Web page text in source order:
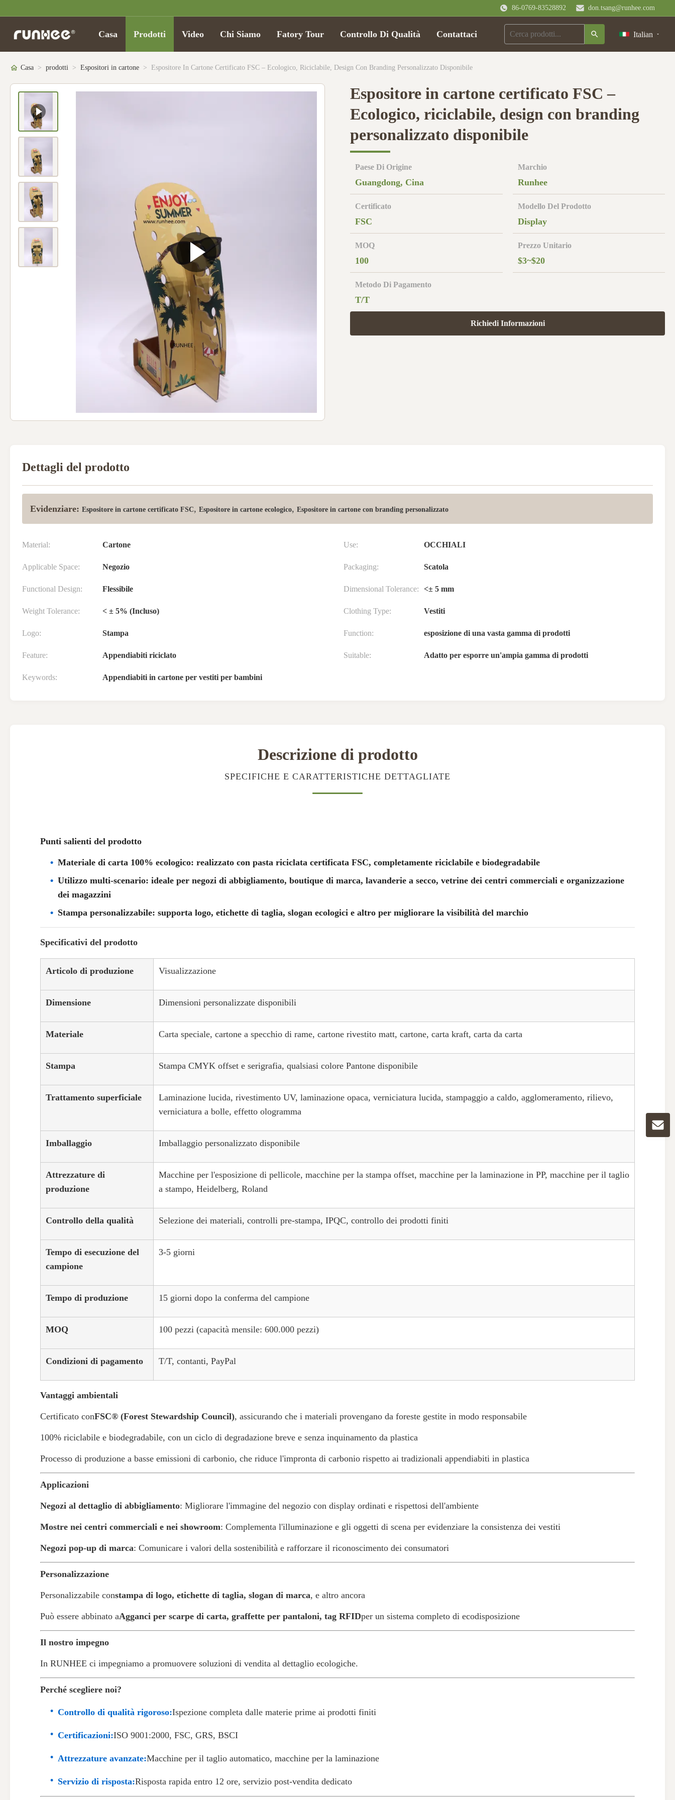
86-0769-83528892 don.tsang@runhee.com
Casa Prodotti Video Chi Siamo Fatory Tour Controllo Di Qualità Contattaci Italian
Casa > prodotti > Espositori in cartone > Espositore In Cartone Certificato FSC – Ecologico, Riciclabile, Design Con Branding Personalizzato Disponibile
Espositore in cartone certificato FSC –
Ecologico, riciclabile, design con branding
personalizzato disponibile
Paese Di Origine
Guangdong, Cina
Marchio
Runhee
Certificato
FSC
Modello Del Prodotto
Display
MOQ
100
Prezzo Unitario
$3~$20
Metodo Di Pagamento
T/T
Richiedi Informazioni
Dettagli del prodotto
Evidenziare: Espositore in cartone certificato FSC, Espositore in cartone ecologico, Espositore in cartone con branding personalizzato
Material: Cartone Use: OCCHIALI
Applicable Space: Negozio Packaging: Scatola
Functional Design: Flessibile Dimensional Tolerance: <± 5 mm
Weight Tolerance: < ± 5% (Incluso) Clothing Type: Vestiti
Logo: Stampa Function: esposizione di una vasta gamma di prodotti
Feature: Appendiabiti riciclato Suitable: Adatto per esporre un'ampia gamma di prodotti
Keywords: Appendiabiti in cartone per vestiti per bambini
Descrizione di prodotto
SPECIFICHE E CARATTERISTICHE DETTAGLIATE
Punti salienti del prodotto
Materiale di carta 100% ecologico: realizzato con pasta riciclata certificata FSC, completamente riciclabile e biodegradabile
Utilizzo multi-scenario: ideale per negozi di abbigliamento, boutique di marca, lavanderie a secco, vetrine dei centri commerciali e organizzazione
dei magazzini
Stampa personalizzabile: supporta logo, etichette di taglia, slogan ecologici e altro per migliorare la visibilità del marchio
Specificativi del prodotto
Articolo di produzione Visualizzazione
Dimensione Dimensioni personalizzate disponibili
Materiale Carta speciale, cartone a specchio di rame, cartone rivestito matt, cartone, carta kraft, carta da carta
Stampa Stampa CMYK offset e serigrafia, qualsiasi colore Pantone disponibile
Trattamento superficiale
Laminazione lucida, rivestimento UV, laminazione opaca, verniciatura lucida, stampaggio a caldo, agglomeramento, rilievo,
verniciatura a bolle, effetto ologramma
Imballaggio Imballaggio personalizzato disponibile
Attrezzature di
produzione
Macchine per l'esposizione di pellicole, macchine per la stampa offset, macchine per la laminazione in PP, macchine per il taglio
a stampo, Heidelberg, Roland
Controllo della qualità Selezione dei materiali, controlli pre-stampa, IPQC, controllo dei prodotti finiti
Tempo di esecuzione del
campione
3-5 giorni
Tempo di produzione 15 giorni dopo la conferma del campione
MOQ 100 pezzi (capacità mensile: 600.000 pezzi)
Condizioni di pagamento T/T, contanti, PayPal
Vantaggi ambientali
Certificato conFSC® (Forest Stewardship Council), assicurando che i materiali provengano da foreste gestite in modo responsabile
100% riciclabile e biodegradabile, con un ciclo di degradazione breve e senza inquinamento da plastica
Processo di produzione a basse emissioni di carbonio, che riduce l'impronta di carbonio rispetto ai tradizionali appendiabiti in plastica
Applicazioni
Negozi al dettaglio di abbigliamento: Migliorare l'immagine del negozio con display ordinati e rispettosi dell'ambiente
Mostre nei centri commerciali e nei showroom: Complementa l'illuminazione e gli oggetti di scena per evidenziare la consistenza dei vestiti
Negozi pop-up di marca: Comunicare i valori della sostenibilità e rafforzare il riconoscimento dei consumatori
Personalizzazione
Personalizzabile constampa di logo, etichette di taglia, slogan di marca, e altro ancora
Può essere abbinato aAgganci per scarpe di carta, graffette per pantaloni, tag RFIDper un sistema completo di ecodisposizione
Il nostro impegno
In RUNHEE ci impegniamo a promuovere soluzioni di vendita al dettaglio ecologiche.
Perché scegliere noi?
Controllo di qualità rigoroso:Ispezione completa dalle materie prime ai prodotti finiti
Certificazioni:ISO 9001:2000, FSC, GRS, BSCI
Attrezzature avanzate:Macchine per il taglio automatico, macchine per la laminazione
Servizio di risposta:Risposta rapida entro 12 ore, servizio post-vendita dedicato